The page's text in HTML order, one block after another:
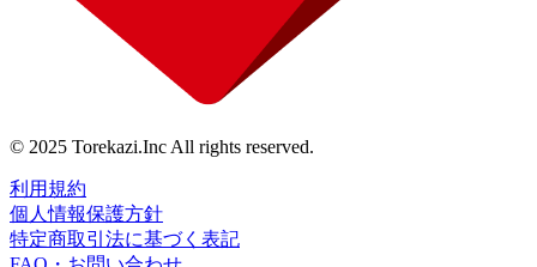
© 2025 Torekazi.Inc All rights reserved.
利用規約
個人情報保護方針
特定商取引法に基づく表記